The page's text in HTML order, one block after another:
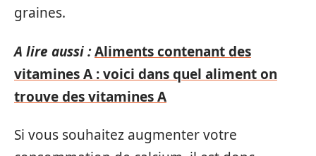
graines.
A lire aussi :Aliments contenant des
vitamines A : voici dans quel aliment on
trouve des vitamines A
Si vous souhaitez augmenter votre